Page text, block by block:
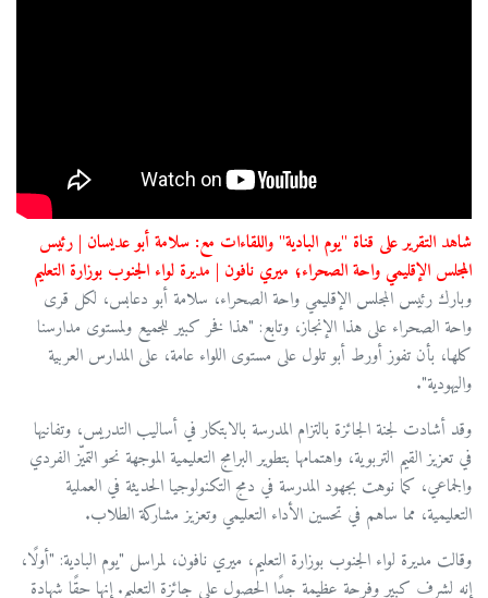
شاهد التقرير على قناة "يوم البادية" واللقاءات مع: سلامة أبو عديسان | رئيس
المجلس الإقليمي واحة الصحراء؛ ميري نافون | مديرة لواء الجنوب بوزارة التعليم
وبارك رئيس المجلس الإقليمي واحة الصحراء، سلامة أبو دعابس، لكل قرى
واحة الصحراء على هذا الإنجاز، وتابع: "هذا فخر كبير للجميع ولمستوى مدارسنا
كلها، بأن تفوز أورط أبو تلول على مستوى اللواء عامة، على المدارس العربية
واليهودية".
وقد أشادت لجنة الجائزة بالتزام المدرسة بالابتكار في أساليب التدريس، وتفانيها
في تعزيز القيم التربوية، واهتمامها بتطوير البرامج التعليمية الموجهة نحو التميّز الفردي
والجماعي، كما نوهت بجهود المدرسة في دمج التكنولوجيا الحديثة في العملية
التعليمية، مما ساهم في تحسين الأداء التعليمي وتعزيز مشاركة الطلاب.
وقالت مديرة لواء الجنوب بوزارة التعليم، ميري نافون، لمراسل "يوم البادية: "أولًا،
إنه لشرف كبير وفرحة عظيمة جدًا الحصول على جائزة التعليم. إنها حقًا شهادة